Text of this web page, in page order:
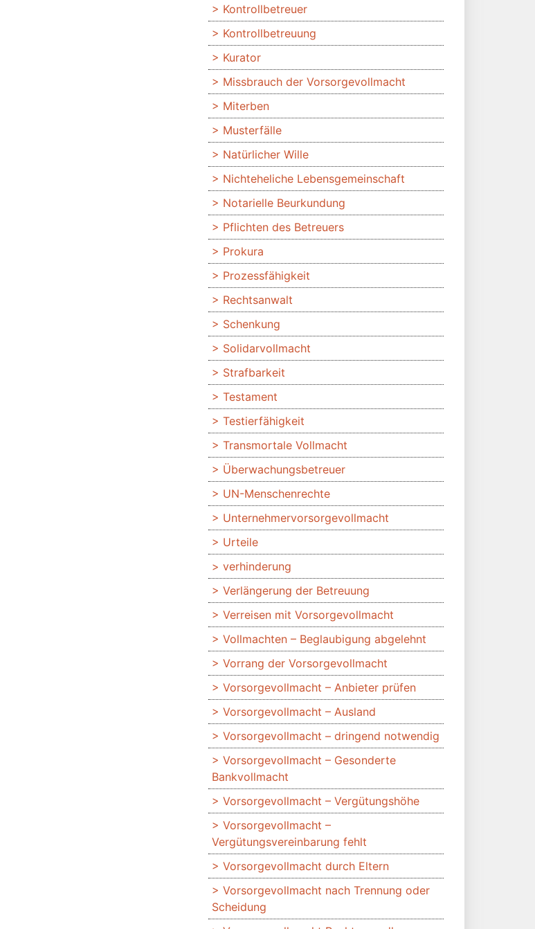
Kontrollbetreuer
Kontrollbetreuung
Kurator
Missbrauch der Vorsorgevollmacht
Miterben
Musterfälle
Natürlicher Wille
Nichteheliche Lebensgemeinschaft
Notarielle Beurkundung
Pflichten des Betreuers
Prokura
Prozessfähigkeit
Rechtsanwalt
Schenkung
Solidarvollmacht
Strafbarkeit
Testament
Testierfähigkeit
Transmortale Vollmacht
Überwachungsbetreuer
UN-Menschenrechte
Unternehmervorsorgevollmacht
Urteile
verhinderung
Verlängerung der Betreuung
Verreisen mit Vorsorgevollmacht
Vollmachten – Beglaubigung abgelehnt
Vorrang der Vorsorgevollmacht
Vorsorgevollmacht – Anbieter prüfen
Vorsorgevollmacht – Ausland
Vorsorgevollmacht – dringend notwendig
Vorsorgevollmacht – Gesonderte
Bankvollmacht
Vorsorgevollmacht – Vergütungshöhe
Vorsorgevollmacht –
Vergütungsvereinbarung fehlt
Vorsorgevollmacht durch Eltern
Vorsorgevollmacht nach Trennung oder
Scheidung